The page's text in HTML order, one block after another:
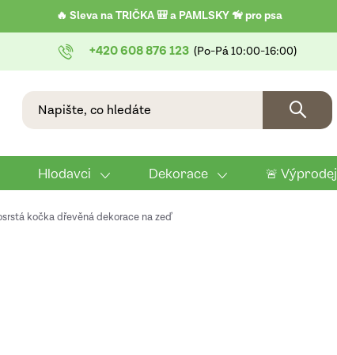
🔥 Sleva na TRIČKA 🎒 a PAMLSKY 🦮 pro psa
+420 608 876 123
Hlodavci Dekorace 🚨 Výprodej
kočka dřevěná dekorace na zeď